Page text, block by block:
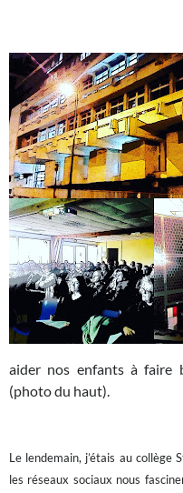
aider nos enfants à faire
(photo du haut).
Le lendemain, j’étais au collège
les réseaux sociaux nous